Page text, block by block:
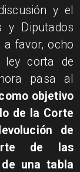
y el
y Diputados
favor, ocho
corta de
pasa al
objetivo
de la Corte
de
de las
una tabla